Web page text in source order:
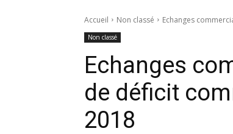
Accueil Non classé Echanges
Non classé
Echanges
de déficit
2018